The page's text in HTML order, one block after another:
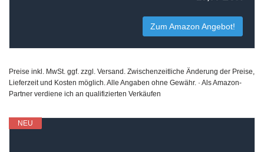
Zum Amazon Angebot!
Preise inkl. MwSt. ggf. zzgl. Versand. Zwischenzeitliche Änderung der Preise,
Lieferzeit und Kosten möglich. Alle Angaben ohne Gewähr. · Als Amazon-
Partner verdiene ich an qualifizierten Verkäufen
NEU